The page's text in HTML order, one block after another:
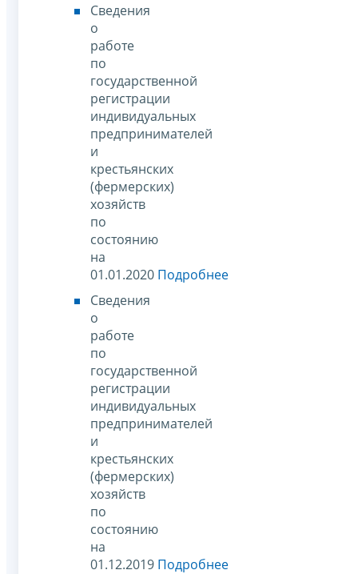
Сведения
о
работе
по
государственной
регистрации
индивидуальных
предпринимателей
и
крестьянских
(фермерских)
хозяйств
по
состоянию
на
01.01.2020 Подробнее
Сведения
о
работе
по
государственной
регистрации
индивидуальных
предпринимателей
и
крестьянских
(фермерских)
хозяйств
по
состоянию
на
01.12.2019 Подробнее